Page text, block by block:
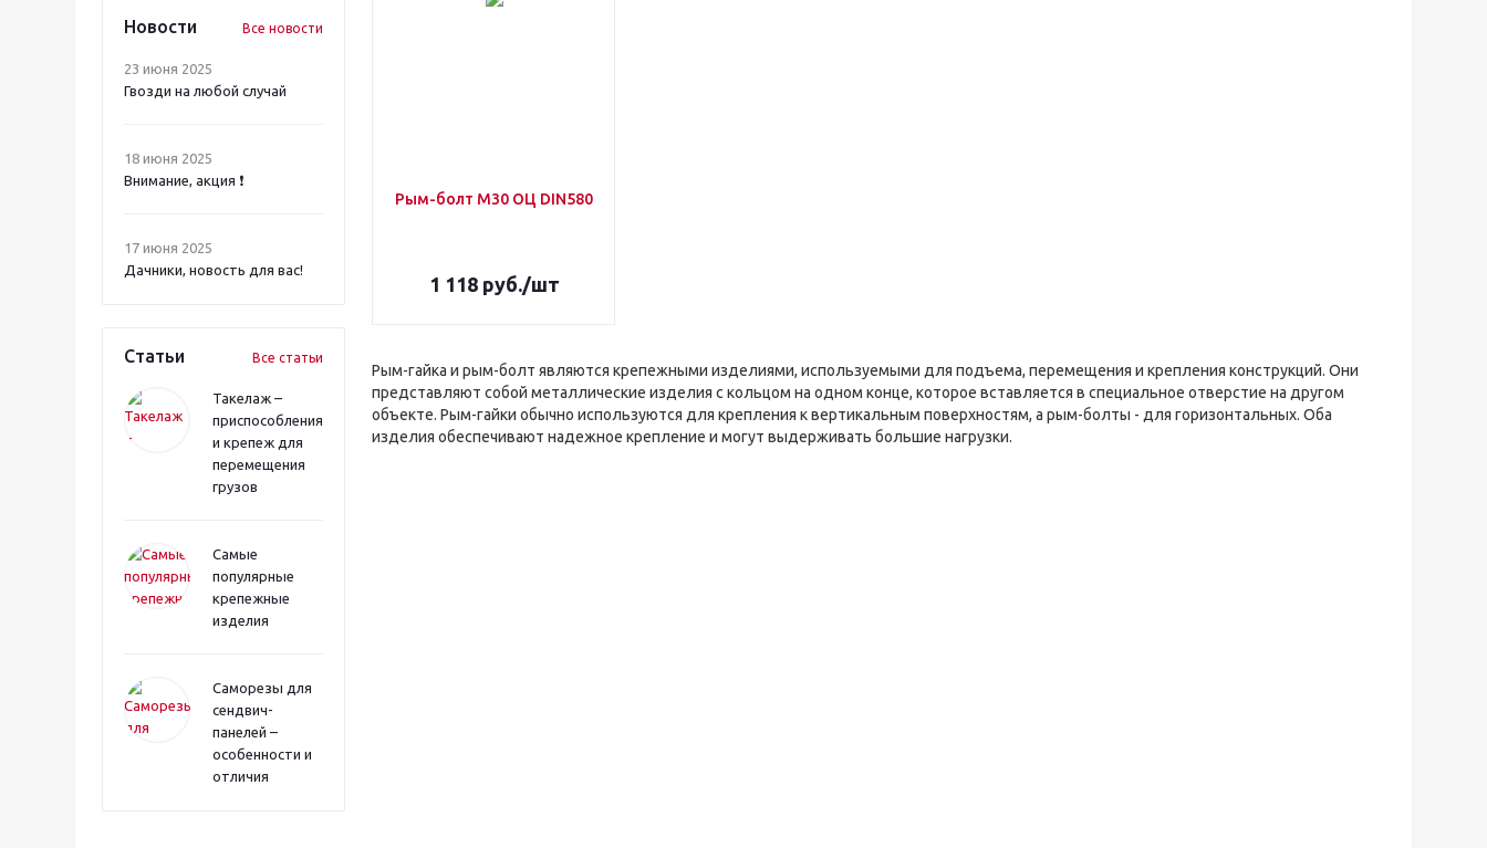
Новости Все новости
23 июня 2025
Гвозди на любой случай
18 июня 2025
Внимание, акция ❗️
17 июня 2025
Дачники, новость для вас!
Статьи Все статьи
Такелаж –
приспособления
и крепеж для
перемещения
грузов
Самые
популярные
крепежные
изделия
Саморезы для
сендвич-
панелей –
особенности и
отличия
Рым-болт М30 ОЦ DIN580
1 118руб./шт
Рым-гайка и рым-болт являются крепежными изделиями, используемыми для подъема, перемещения и крепления конструкций. Они
представляют собой металлические изделия с кольцом на одном конце, которое вставляется в специальное отверстие на другом
объекте. Рым-гайки обычно используются для крепления к вертикальным поверхностям, а рым-болты - для горизонтальных. Оба
изделия обеспечивают надежное крепление и могут выдерживать большие нагрузки.